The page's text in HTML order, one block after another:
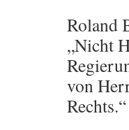
Roland
„Nicht
von
Rechts.“